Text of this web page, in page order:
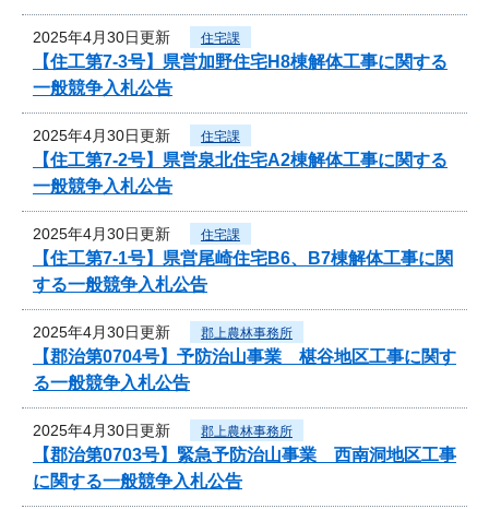
2025年4月30日更新 住宅課
【住工第7-3号】県営加野住宅H8棟解体工事に関する
一般競争入札公告
2025年4月30日更新 住宅課
【住工第7-2号】県営泉北住宅A2棟解体工事に関する
一般競争入札公告
2025年4月30日更新 住宅課
【住工第7-1号】県営尾崎住宅B6、B7棟解体工事に関
する一般競争入札公告
2025年4月30日更新 郡上農林事務所
【郡治第0704号】予防治山事業 椹谷地区工事に関す
る一般競争入札公告
2025年4月30日更新 郡上農林事務所
【郡治第0703号】緊急予防治山事業 西南洞地区工事
に関する一般競争入札公告